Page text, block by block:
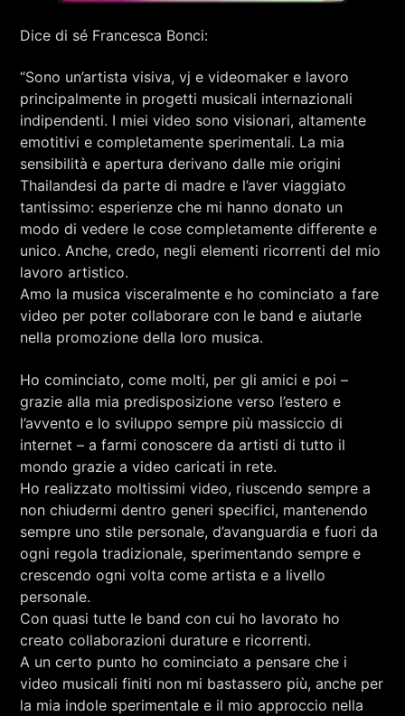
Dice di sé Francesca Bonci:
“Sono un’artista visiva, vj e videomaker e lavoro
principalmente in progetti musicali internazionali
indipendenti. I miei video sono visionari, altamente
emotitivi e completamente sperimentali. La mia
sensibilità e apertura derivano dalle mie origini
Thailandesi da parte di madre e l’aver viaggiato
tantissimo: esperienze che mi hanno donato un
modo di vedere le cose completamente differente e
unico. Anche, credo, negli elementi ricorrenti del mio
lavoro artistico.
Amo la musica visceralmente e ho cominciato a fare
video per poter collaborare con le band e aiutarle
nella promozione della loro musica.
Ho cominciato, come molti, per gli amici e poi –
grazie alla mia predisposizione verso l’estero e
l’avvento e lo sviluppo sempre più massiccio di
internet – a farmi conoscere da artisti di tutto il
mondo grazie a video caricati in rete.
Ho realizzato moltissimi video, riuscendo sempre a
non chiudermi dentro generi specifici, mantenendo
sempre uno stile personale, d’avanguardia e fuori da
ogni regola tradizionale, sperimentando sempre e
crescendo ogni volta come artista e a livello
personale.
Con quasi tutte le band con cui ho lavorato ho
creato collaborazioni durature e ricorrenti.
A un certo punto ho cominciato a pensare che i
video musicali finiti non mi bastassero più, anche per
la mia indole sperimentale e il mio approccio nella